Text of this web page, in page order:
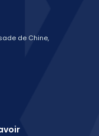
de Chine,